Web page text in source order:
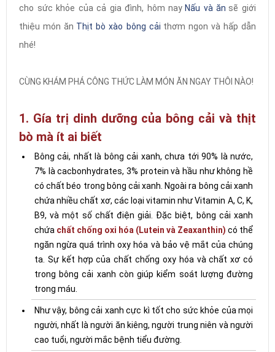
cho sức khỏe của cả gia đình, hôm nay Nấu và ăn sẽ giới
thiệu món ăn Thịt bò xào bông cải thơm ngon và hấp dẫn
nhé!
CÙNG KHÁM PHÁ CÔNG THỨC LÀM MÓN ĂN NGAY THÔI NÀO!
1. Gía trị dinh dưỡng của bông cải và thịt
bò mà ít ai biết
Bông cải, nhất là bông cải xanh, chưa tới 90% là nước,
7% là cacbonhydrates, 3% protein và hầu như không hề
có chất béo trong bông cải xanh. Ngoài ra bông cải xanh
chứa nhiều chất xơ, các loại vitamin như Vitamin A, C, K,
B9, và một số chất điện giải. Đặc biệt, bông cải xanh
chứa chất chống oxi hóa (Lutein và Zeaxanthin) có thể
ngăn ngừa quá trình oxy hóa và bảo vệ mắt của chúng
ta. Sự kết hợp của chất chống oxy hóa và chất xơ có
trong bông cải xanh còn giúp kiểm soát lượng đường
trong máu.
Như vậy, bông cải xanh cực kì tốt cho sức khỏe của mọi
người, nhất là người ăn kiêng, người trung niên và người
cao tuổi, người mắc bệnh tiểu đường.